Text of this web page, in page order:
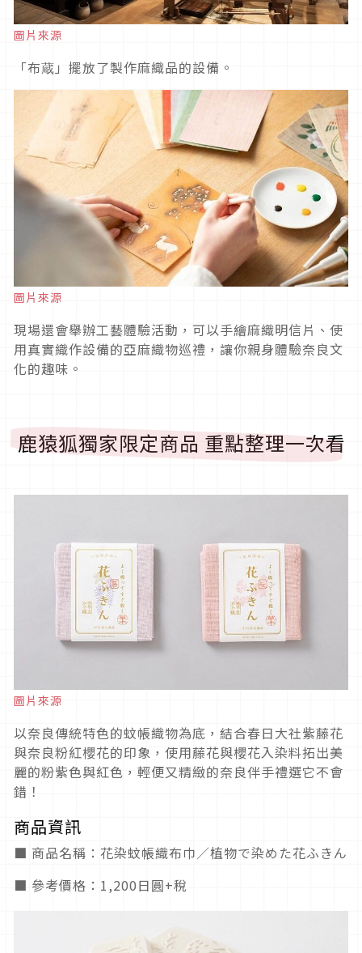
圖片來源
「布蔵」擺放了製作麻織品的設備。
圖片來源
現場還會舉辦工藝體驗活動，可以手繪麻織明信片、使
用真實織作設備的亞麻織物巡禮，讓你親身體驗奈良文
化的趣味。
鹿猿狐獨家限定商品 重點整理一次看
圖片來源
以奈良傳統特色的蚊帳織物為底，結合春日大社紫藤花
與奈良粉紅櫻花的印象，使用藤花與櫻花入染料拓出美
麗的粉紫色與紅色，輕便又精緻的奈良伴手禮選它不會
錯！
商品資訊
■ 商品名稱：花染蚊帳織布巾／植物で染めた花ふきん
■ 參考價格：1,200日圓+稅